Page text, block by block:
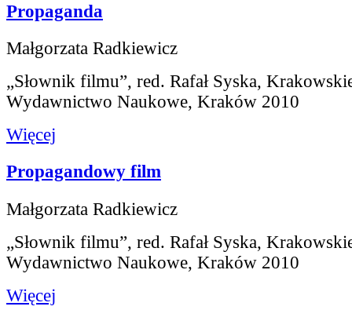
Propaganda
Małgorzata Radkiewicz
„Słownik filmu”, red. Rafał Syska,
Wydawnictwo Naukowe, Kraków 2010
Więcej
Propagandowy film
Małgorzata Radkiewicz
„Słownik filmu”, red. Rafał Syska,
Wydawnictwo Naukowe, Kraków 2010
Więcej